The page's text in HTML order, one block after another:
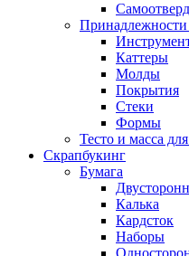
Принадлежности
Каттеры
Молды
Покрытия
Стеки
Формы
Тесто и масса
Скрапбукинг
Бумага
Калька
Кардсток
Наборы